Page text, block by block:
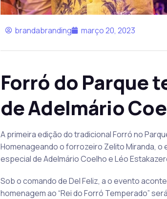
brandabranding março 20, 2023
Forró do Parque
de Adelmário
A primeira edição do tradicional Forró no
Homenageando o forrozeiro Zelito Miranda,
especial de Adelmário Coelho e Léo
Sob o comando de Del Feliz, a o evento
homenagem ao “Rei do Forró Temperado”